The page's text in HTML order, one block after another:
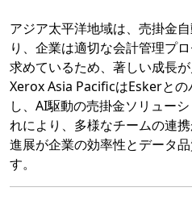
アジア太平洋地域は、売掛金
り、企業は適切な会計管理プ
求めているため、著しい成長
Xerox Asia PacificはEskerと
し、AI駆動の売掛金ソリュー
れにより、多様なチームの連
進展が企業の効率性とデータ
す。